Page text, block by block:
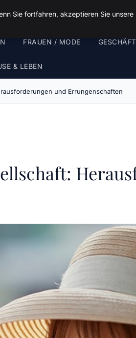
FRAUEN / MODE GESCHÄFT
& LEBEN
und Errungenschaften
Sie fortfahren, akzeptieren Sie